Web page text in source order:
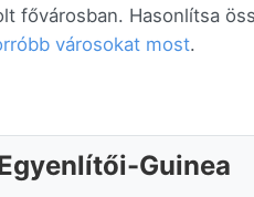
fővárosban. Hasonlítsa
városokat most.
Guinea